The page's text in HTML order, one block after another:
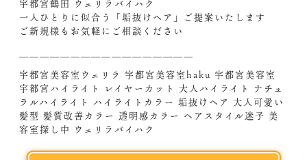
宇都宮鶴田 ウェリラバイハク
一人ひとりに似合う「垢抜けヘア」ご提案いたします︎
ご新規様もお気軽にご相談ください
宇都宮美容室ウェリラ 宇都宮美容室haku 宇都宮美容室
宇都宮ハイライト レイヤーカット 大人ハイライト ナチュ
ラルハイライト ハイライトカラー 垢抜けヘア 大人可愛い
髪型 髪質改善カラー 透明感カラー ヘアスタイル迷子 美
容室探し中 ウェリラバイハク